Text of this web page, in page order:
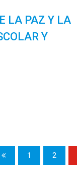
LA PAZ Y LA
Y
1 2